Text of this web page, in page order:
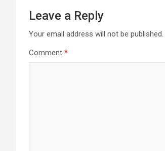
Leave a Reply
Your email address will not be published.
Comment *